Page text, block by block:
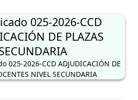
025-2026-CCD
DE PLAZAS
025-2026-CCD ADJUDICACIÓN DE
NIVEL SECUNDARIA